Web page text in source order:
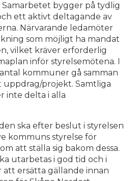
bygger på tydlig
ett aktivt deltagande av
Närvarande ledamöter
som möjligt ha mandat
vilket kräver erforderlig
inför styrelsemötena. I
kommuner gå samman
uppdrag/projekt. Samtliga
inte delta i alla
ska efter beslut i styrelsen
kommuns styrelse för
att ställa sig bakom dessa.
utarbetas i god tid och i
att ersätta gällande innan